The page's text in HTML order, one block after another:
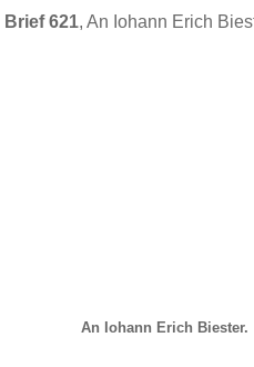
Brief 621, An Iohann Erich
An Iohann Erich Biester.